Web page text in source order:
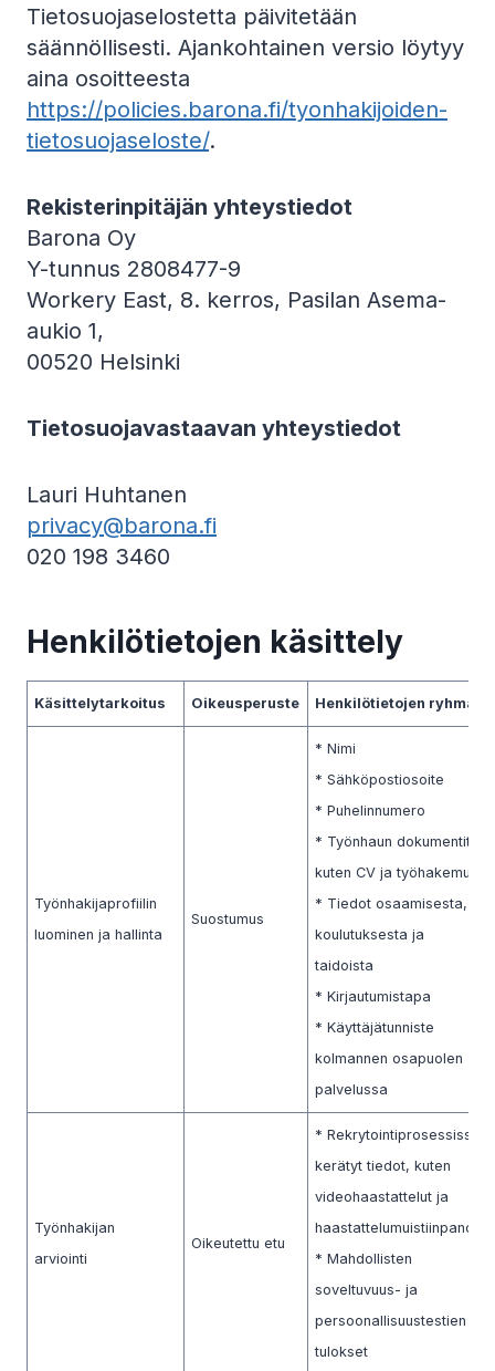
Tietosuojaselostetta päivitetään
säännöllisesti. Ajankohtainen versio löytyy
aina osoitteesta
https://policies.barona.fi/tyonhakijoiden-
tietosuojaseloste/.
Rekisterinpitäjän yhteystiedot
Barona Oy
Y-tunnus 2808477-9
Workery East, 8. kerros, Pasilan Asema-
aukio 1,
00520 Helsinki
Tietosuojavastaavan yhteystiedot
Lauri Huhtanen
privacy@barona.fi
020 198 3460
Henkilötietojen käsittely
Käsittelytarkoitus Oikeusperuste Henkilötietojen ryhmät
Työnhakijaprofiilin
luominen ja hallinta
Suostumus
* Nimi
* Sähköpostiosoite
* Puhelinnumero
* Työnhaun dokumentit,
kuten CV ja työhakemus
* Tiedot osaamisesta,
koulutuksesta ja
taidoista
* Kirjautumistapa
* Käyttäjätunniste
kolmannen osapuolen
palvelussa
Työnhakijan
arviointi
Oikeutettu etu
* Rekrytointiprosessissa
kerätyt tiedot, kuten
videohaastattelut ja
haastattelumuistiinpanot
* Mahdollisten
soveltuvuus- ja
persoonallisuustestien
tulokset